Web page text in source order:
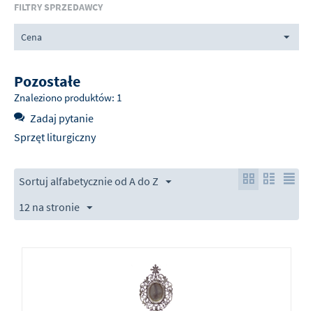
FILTRY SPRZEDAWCY
Cena
Pozostałe
Znaleziono produktów: 1
Zadaj pytanie
Sprzęt liturgiczny
Sortuj alfabetycznie od A do Z
12 na stronie